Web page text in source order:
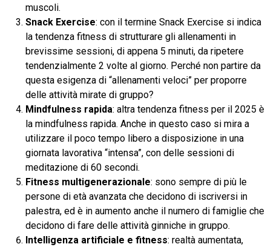
muscoli.
Snack Exercise: con il termine Snack Exercise si indica
la tendenza fitness di strutturare gli allenamenti in
brevissime sessioni, di appena 5 minuti, da ripetere
tendenzialmente 2 volte al giorno. Perché non partire da
questa esigenza di “allenamenti veloci” per proporre
delle attività mirate di gruppo?
Mindfulness rapida: altra tendenza fitness per il 2025 è
la mindfulness rapida. Anche in questo caso si mira a
utilizzare il poco tempo libero a disposizione in una
giornata lavorativa “intensa”, con delle sessioni di
meditazione di 60 secondi.
Fitness multigenerazionale: sono sempre di più le
persone di età avanzata che decidono di iscriversi in
palestra, ed è in aumento anche il numero di famiglie che
decidono di fare delle attività ginniche in gruppo.
Intelligenza artificiale e fitness: realtà aumentata,